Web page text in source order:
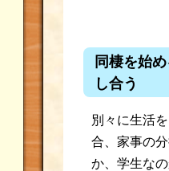
同棲を始
し合う
別々に生活
合、家事の
か、学生な